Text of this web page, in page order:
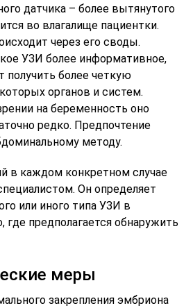
датчика – более вытянутого
во влагалище пациентки.
через его своды.
УЗИ более информативное,
получить более четкую
органов и систем.
на беременность оно
редко. Предпочтение
методу.
в каждом конкретном случае
Он определяет
или иного типа УЗИ в
где предполагается обнаружить
меры
закрепления эмбриона